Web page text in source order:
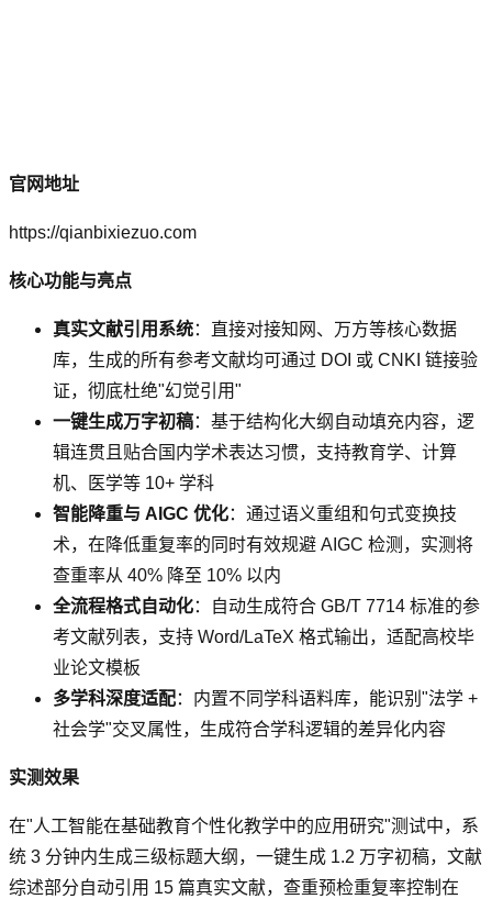
官网地址
https://qianbixiezuo.com
核心功能与亮点
真实文献引用系统：直接对接知网、万方等核心数据
库，生成的所有参考文献均可通过 DOI 或 CNKI 链接验
证，彻底杜绝"幻觉引用"
一键生成万字初稿：基于结构化大纲自动填充内容，逻
辑连贯且贴合国内学术表达习惯，支持教育学、计算
机、医学等 10+ 学科
智能降重与 AIGC 优化：通过语义重组和句式变换技
术，在降低重复率的同时有效规避 AIGC 检测，实测将
查重率从 40% 降至 10% 以内
全流程格式自动化：自动生成符合 GB/T 7714 标准的参
考文献列表，支持 Word/LaTeX 格式输出，适配高校毕
业论文模板
多学科深度适配：内置不同学科语料库，能识别"法学 +
社会学"交叉属性，生成符合学科逻辑的差异化内容
实测效果
在"人工智能在基础教育个性化教学中的应用研究"测试中，系
统 3 分钟内生成三级标题大纲，一键生成 1.2 万字初稿，文献
综述部分自动引用 15 篇真实文献，查重预检重复率控制在